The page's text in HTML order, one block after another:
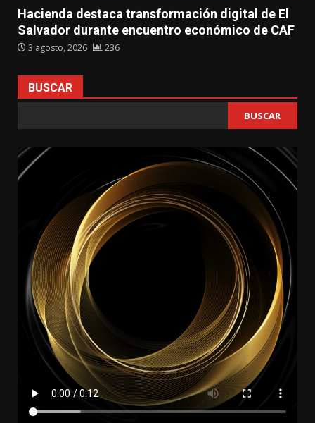
Hacienda destaca transformación digital de El
Salvador durante encuentro económico de CAF
3 agosto, 2026 236
BUSCAR
BUSCAR